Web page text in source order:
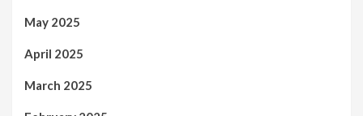
May 2025
April 2025
March 2025